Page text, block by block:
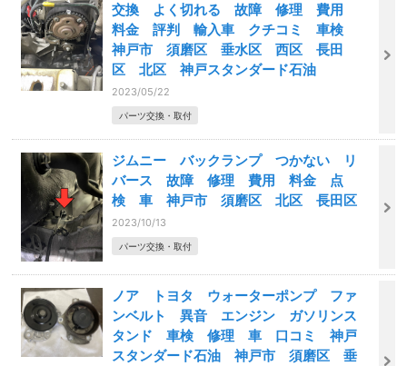
交換 よく切れる 故障 修理 費用
料金 評判 輸入車 クチコミ 車検
神戸市 須磨区 垂水区 西区 長田
区 北区 神戸スタンダード石油
2023/05/22
パーツ交換・取付
ジムニー バックランプ つかない リ
バース 故障 修理 費用 料金 点
検 車 神戸市 須磨区 北区 長田区
2023/10/13
パーツ交換・取付
ノア トヨタ ウォーターポンプ ファ
ンベルト 異音 エンジン ガソリンス
タンド 車検 修理 車 口コミ 神戸
スタンダード石油 神戸市 須磨区 垂